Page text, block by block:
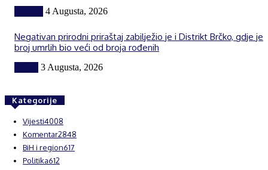
4 Augusta, 2026
Negativan prirodni priraštaj zabilježio je i Distrikt Brčko, gdje je
broj umrlih bio veći od broja rođenih
3 Augusta, 2026
Kategorije
Vijesti4008
Komentar2848
BiH i region617
Politika612